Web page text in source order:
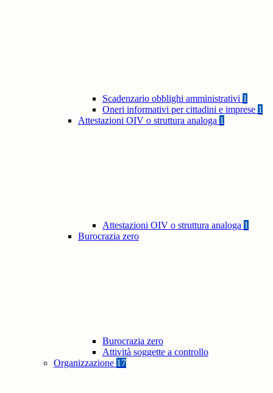
Scadenzario obblighi amministrativi 1
Oneri informativi per cittadini e imprese 1
Attestazioni OIV o struttura analoga 1
Attestazioni OIV o struttura analoga 1
Burocrazia zero
Burocrazia zero
Attività soggette a controllo
Organizzazione 17